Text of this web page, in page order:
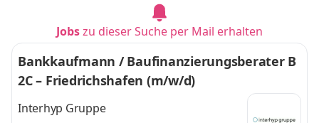
Jobszu dieser Suche per Mail erhalten
Bankkaufmann / Baufinanzierungsberater B
2C – Friedrichshafen (m/w/d)
Interhyp Gruppe